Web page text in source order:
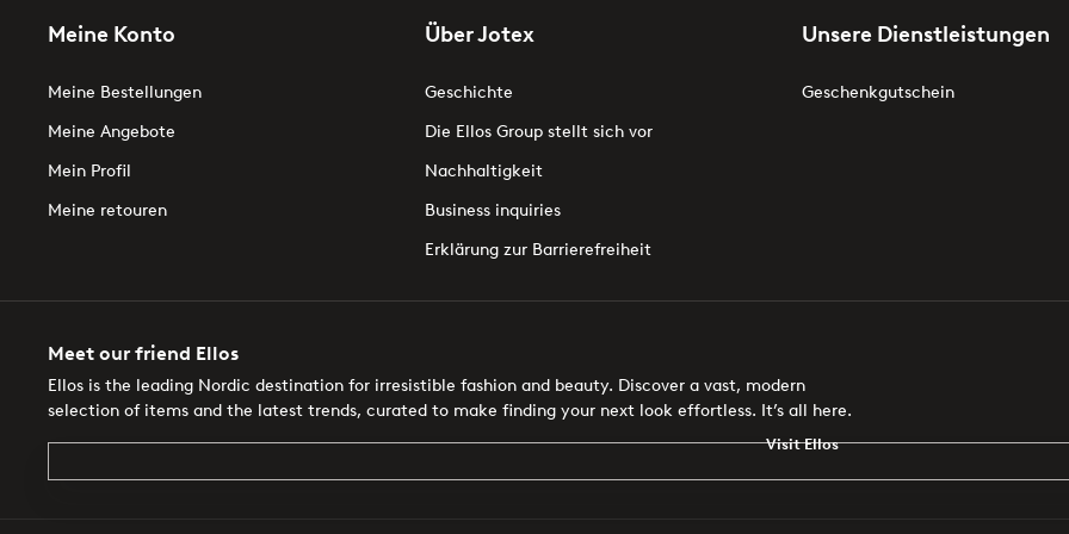
Meine Konto
Meine Bestellungen
Meine Angebote
Mein Profil
Meine retouren
Über Jotex
Geschichte
Die Ellos Group stellt sich vor
Nachhaltigkeit
Business inquiries
Erklärung zur Barrierefreiheit
Unsere Dienstleistungen
Geschenkgutschein
Meet our friend Ellos
Ellos is the leading Nordic destination for irresistible fashion and beauty. Discover a vast, modern
selection of items and the latest trends, curated to make finding your next look effortless. It’s all here.
Visit Ellos